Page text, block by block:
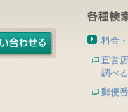
料金
直営
調べる
郵便